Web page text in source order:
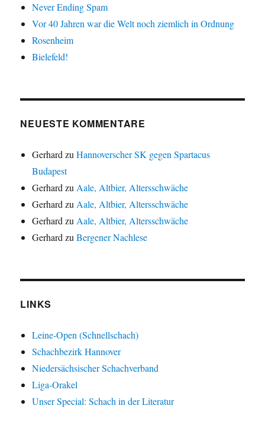
Never Ending Spam
Vor 40 Jahren war die Welt noch ziemlich in Ordnung
Rosenheim
Bielefeld!
NEUESTE KOMMENTARE
GerhardzuHannoverscher SK gegen Spartacus
Budapest
GerhardzuAale, Altbier, Altersschwäche
GerhardzuAale, Altbier, Altersschwäche
GerhardzuAale, Altbier, Altersschwäche
GerhardzuBergener Nachlese
LINKS
Leine-Open (Schnellschach)
Schachbezirk Hannover
Niedersächsischer Schachverband
Liga-Orakel
Unser Special: Schach in der Literatur